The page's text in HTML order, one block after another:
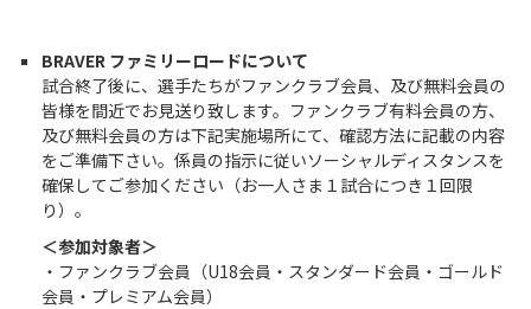
BRAVER ファミリーロードについて
試合終了後に、選手たちがファンクラブ会員、及び無料会員の
皆様を間近でお見送り致します。ファンクラブ有料会員の方、
及び無料会員の方は下記実施場所にて、確認方法に記載の内容
をご準備下さい。係員の指示に従いソーシャルディスタンスを
確保してご参加ください（お一人さま１試合につき１回限
り）。
＜参加対象者＞
・ファンクラブ会員（U18会員・スタンダード会員・ゴールド
会員・プレミアム会員）